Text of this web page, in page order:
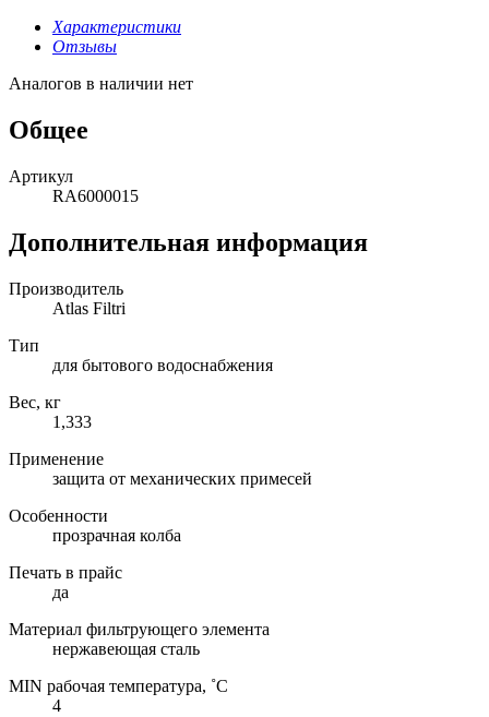
Характеристики
Отзывы
Аналогов в наличии нет
Общее
Артикул
RA6000015
Дополнительная информация
Производитель
Atlas Filtri
Тип
для бытового водоснабжения
Вес, кг
1,333
Применение
защита от механических примесей
Особенности
прозрачная колба
Печать в прайс
да
Материал фильтрующего элемента
нержавеющая сталь
MIN рабочая температура, ˚С
4